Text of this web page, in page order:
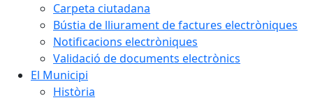
Carpeta ciutadana
Bústia de lliurament de factures electròniques
Notificacions electròniques
Validació de documents electrònics
El Municipi
Història